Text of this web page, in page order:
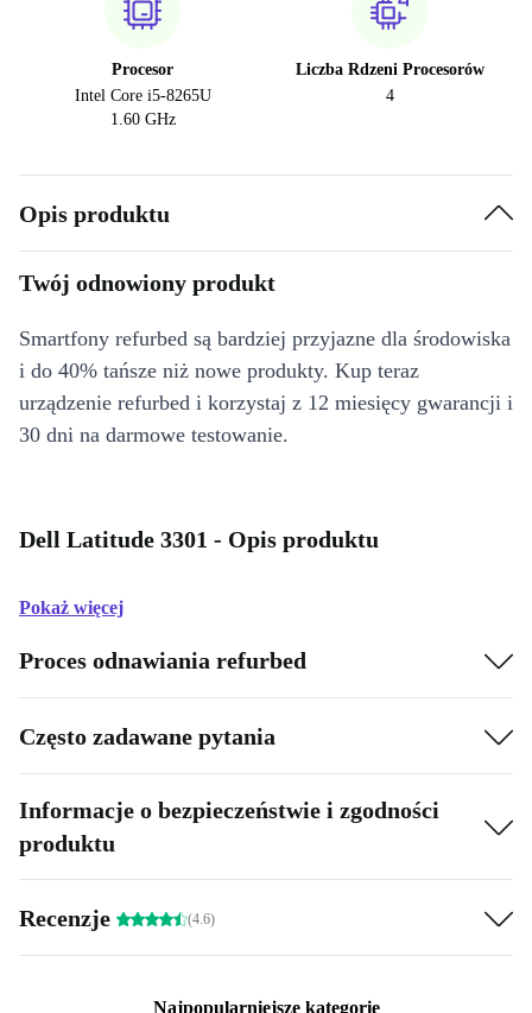
Procesor
Intel Core i5-8265U
1.60 GHz
Liczba Rdzeni Procesorów
4
Opis produktu
Twój odnowiony produkt
Smartfony refurbed są bardziej przyjazne dla środowiska
i do 40% tańsze niż nowe produkty. Kup teraz
urządzenie refurbed i korzystaj z 12 miesięcy gwarancji i
30 dni na darmowe testowanie.
Dell Latitude 3301 - Opis produktu
Pokaż więcej
Proces odnawiania refurbed
Często zadawane pytania
Informacje o bezpieczeństwie i zgodności
produktu
Recenzje (4.6)
Najpopularniejsze kategorie